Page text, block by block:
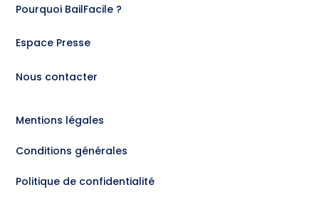
Pourquoi BailFacile ?
Espace Presse
Nous contacter
Mentions légales
Conditions générales
Politique de confidentialité